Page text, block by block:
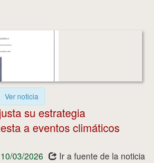
Ver noticia
su estrategia
a eventos climáticos
03/2026
Ir a fuente de la noticia